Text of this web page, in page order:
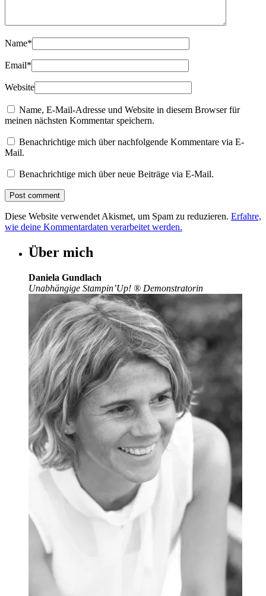
Name*
Email*
Website
Name, E-Mail-Adresse und Website in diesem Browser für
meinen nächsten Kommentar speichern.
Benachrichtige mich über nachfolgende Kommentare via E-
Mail.
Benachrichtige mich über neue Beiträge via E-Mail.
Diese Website verwendet Akismet, um Spam zu reduzieren. Erfahre,
wie deine Kommentardaten verarbeitet werden.
Über mich
Daniela Gundlach
Unabhängige Stampin’Up! ® Demonstratorin